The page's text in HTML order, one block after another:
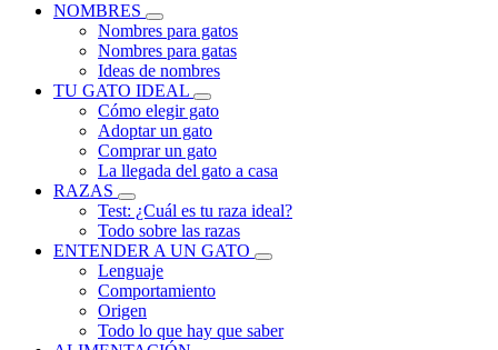
NOMBRES
Nombres para gatos
Nombres para gatas
Ideas de nombres
TU GATO IDEAL
Cómo elegir gato
Adoptar un gato
Comprar un gato
La llegada del gato a casa
RAZAS
Test: ¿Cuál es tu raza ideal?
Todo sobre las razas
ENTENDER A UN GATO
Lenguaje
Comportamiento
Origen
Todo lo que hay que saber